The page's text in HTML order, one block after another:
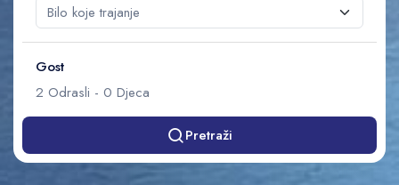
Gost
2 Odrasli - 0 Djeca
Pretraži